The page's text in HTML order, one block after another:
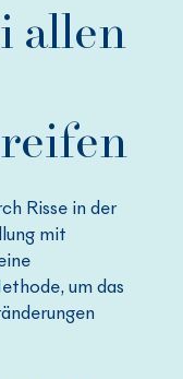
allen
Risse in der
mit
um das